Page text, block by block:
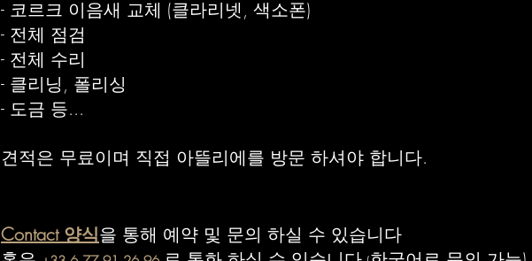
- 코르크 이음새 교체 (클라리넷, 색소폰)
- 전체 점검
- 전체 수리
- 클리닝, 폴리싱
- 도금 등...
​견적은 무료이며 직접 아뜰리에를 방문 하셔야 합니다.
Contact 양식을 통해 예약 및 문의 하실 수 있습니다